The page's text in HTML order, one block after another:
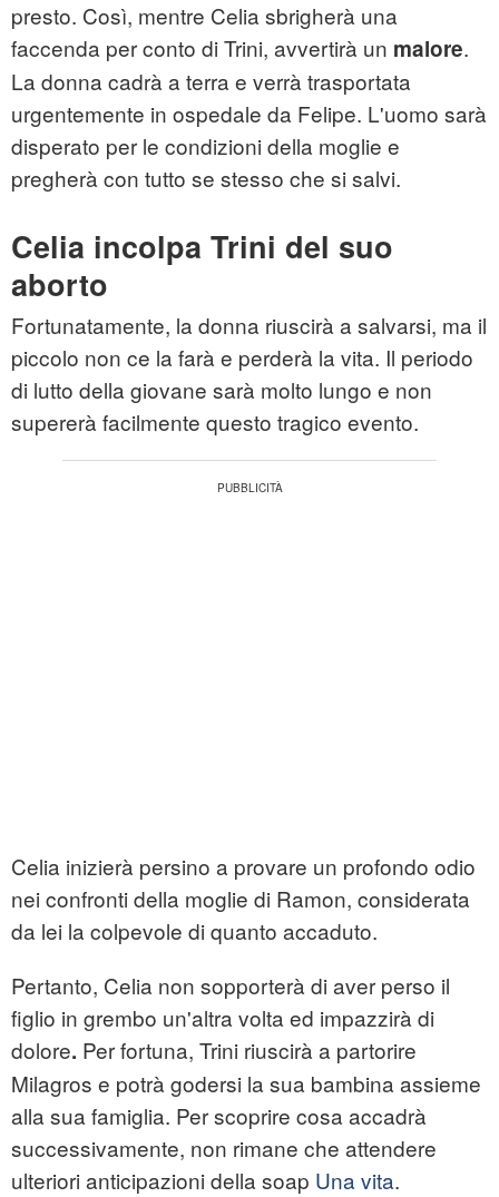
presto. Così, mentre Celia sbrigherà una
faccenda per conto di Trini, avvertirà un malore.
La donna cadrà a terra e verrà trasportata
urgentemente in ospedale da Felipe. L'uomo sarà
disperato per le condizioni della moglie e
pregherà con tutto se stesso che si salvi.
Celia incolpa Trini del suo
aborto
Fortunatamente, la donna riuscirà a salvarsi, ma il
piccolo non ce la farà e perderà la vita. Il periodo
di lutto della giovane sarà molto lungo e non
supererà facilmente questo tragico evento.
Celia inizierà persino a provare un profondo odio
nei confronti della moglie di Ramon, considerata
da lei la colpevole di quanto accaduto.
Pertanto, Celia non sopporterà di aver perso il
figlio in grembo un'altra volta ed impazzirà di
dolore. Per fortuna, Trini riuscirà a partorire
Milagros e potrà godersi la sua bambina assieme
alla sua famiglia. Per scoprire cosa accadrà
successivamente, non rimane che attendere
ulteriori anticipazioni della soap Una vita.